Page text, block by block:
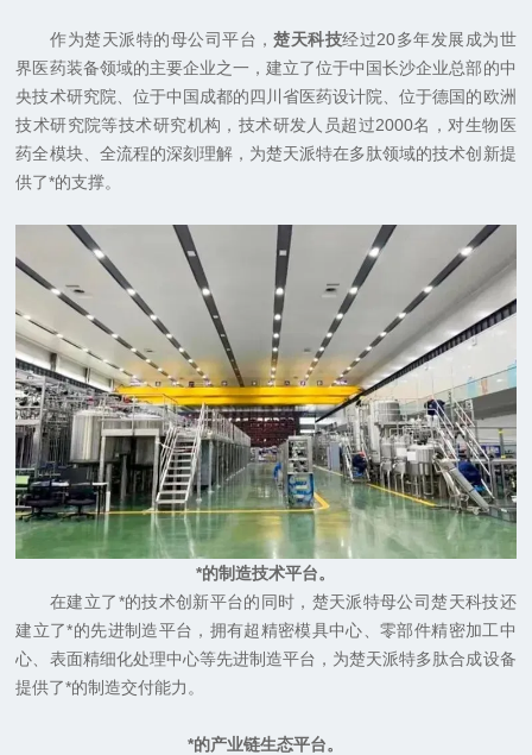
作为楚天派特的母公司平台，楚天科技经过20多年发展成为世
界医药装备领域的主要企业之一，建立了位于中国长沙企业总部的中
央技术研究院、位于中国成都的四川省医药设计院、位于德国的欧洲
技术研究院等技术研究机构，技术研发人员超过2000名，对生物医
药全模块、全流程的深刻理解，为楚天派特在多肽领域的技术创新提
供了*的支撑。
*的制造技术平台。
在建立了*的技术创新平台的同时，楚天派特母公司楚天科技还
建立了*的先进制造平台，拥有超精密模具中心、零部件精密加工中
心、表面精细化处理中心等先进制造平台，为楚天派特多肽合成设备
提供了*的制造交付能力。
*的产业链生态平台。